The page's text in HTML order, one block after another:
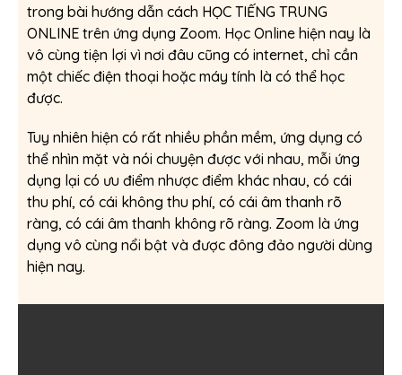
trong bài hướng dẫn cách HỌC TIẾNG TRUNG
ONLINE trên ứng dụng Zoom. Học Online hiện nay là
vô cùng tiện lợi vì nơi đâu cũng có internet, chỉ cần
một chiếc điện thoại hoặc máy tính là có thể học
được.
Tuy nhiên hiện có rất nhiều phần mềm, ứng dụng có
thể nhìn mặt và nói chuyện được với nhau, mỗi ứng
dụng lại có ưu điểm nhược điểm khác nhau, có cái
thu phí, có cái không thu phí, có cái âm thanh rõ
ràng, có cái âm thanh không rõ ràng. Zoom là ứng
dụng vô cùng nổi bật và được đông đảo người dùng
hiện nay.